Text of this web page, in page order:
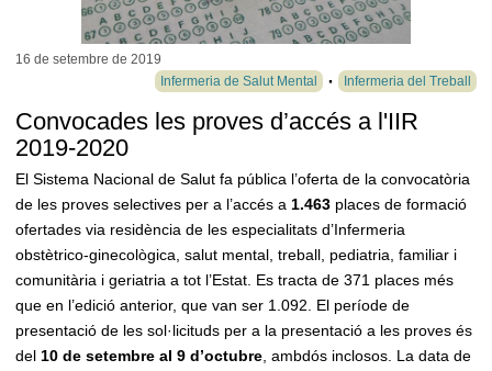
16 de setembre de 2019
Infermeria de Salut Mental
Infermeria del Treball
Convocades les proves d’accés a l'IIR
2019-2020
El Sistema Nacional de Salut fa pública l’oferta de la convocatòria
de les proves selectives per a l’accés a 1.463 places de formació
ofertades via residència de les especialitats d’Infermeria
obstètrico-ginecològica, salut mental, treball, pediatria, familiar i
comunitària i geriatria a tot l’Estat. Es tracta de 371 places més
que en l’edició anterior, que van ser 1.092. El període de
presentació de les sol·licituds per a la presentació a les proves és
del 10 de setembre al 9 d’octubre, ambdós inclosos. La data de